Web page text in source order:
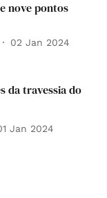
nove pontos
02 Jan 2024
da travessia do
Jan 2024